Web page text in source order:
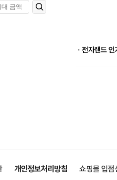
ㆍ전자랜드 인
개인정보처리방침 쇼핑몰 입점